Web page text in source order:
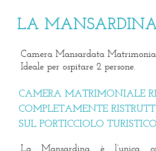
LA
Camera Mansardata
Ideale per ospitare 2 persone.
CAMERA MATRIMONIALE
COMPLETAMENTE
SUL PORTICCIOLO TURISTICO
La Mansardina è l’unica